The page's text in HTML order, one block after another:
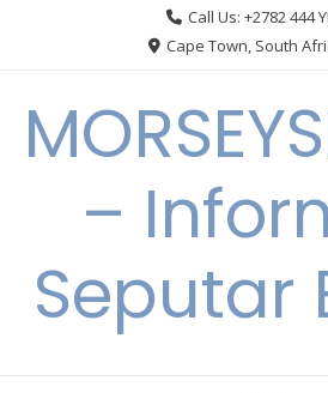
Call Us: +2782 444
Cape Town, South
–
Seputar